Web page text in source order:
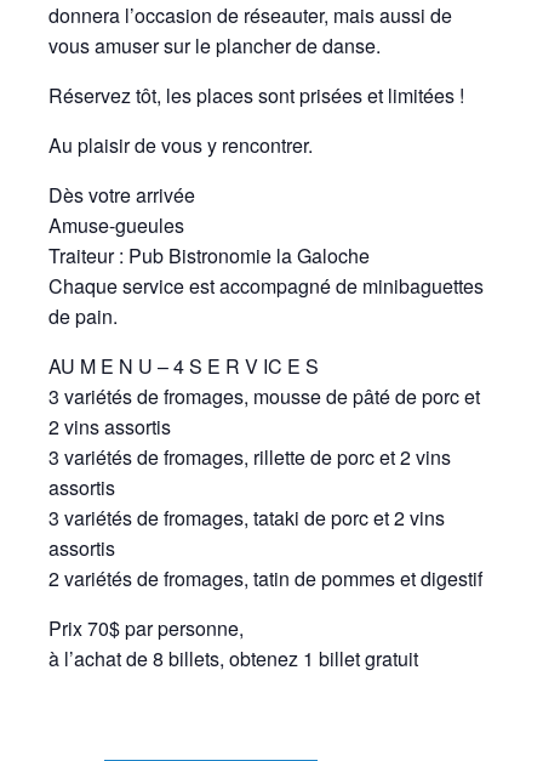
donnera l’occasion de réseauter, mais aussi de
vous amuser sur le plancher de danse.
Réservez tôt, les places sont prisées et limitées !
Au plaisir de vous y rencontrer.
Dès votre arrivée
Amuse-gueules
Traiteur : Pub Bistronomie la Galoche
Chaque service est accompagné de minibaguettes
de pain.
AU M E N U – 4 S E R V IC E S
3 variétés de fromages, mousse de pâté de porc et
2 vins assortis
3 variétés de fromages, rillette de porc et 2 vins
assortis
3 variétés de fromages, tataki de porc et 2 vins
assortis
2 variétés de fromages, tatin de pommes et digestif
Prix 70$ par personne,
à l’achat de 8 billets, obtenez 1 billet gratuit